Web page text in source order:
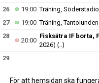
26
19:00Träning,
27
19:00Träning,
28
20:00
Fisksätra IF borta,
2026) (..)
29
För att hemsidan ska